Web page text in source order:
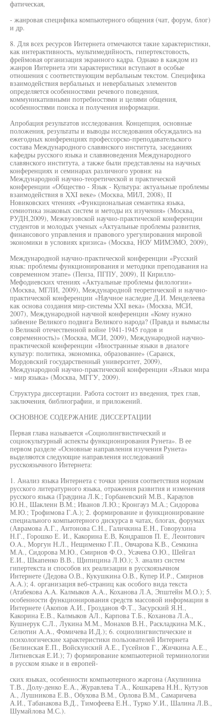
фатическая,
- жанровая специфика компьютерного общения (чат, форум, блог)
и др.
8. Для всех ресурсов Интернета отмечаются такие характеристики,
как интерактивность, мультимедийность, гипертекстовость,
фреймовая организация экранного кадра. Однако в каждом из
жанров Интернета эти характеристики вступают в особые
отношения с соответствующим вербальным текстом. Специфика
взаимодействия вербальных и невербальных элементов
определяется особенностями речевого поведения,
коммуникативными потребностями и целями общения,
особенностями поиска и получения информации.
Апробация результатов исследования. Концепция, основные
положения, результаты и выводы исследования обсуждались на
ежегодных конференциях профессорско-преподавательского
состава Международного славянского института, заседаниях
кафедры русского языка и славяноведения Международного
славянского института, а также были представлены на научных
конференциях и семинарах различного уровня: на
Международной научно-теоретической и практической
конференции «Общество - Язык - Культура: актуальные проблемы
взаимодействия в XXI веке» (Москва, МИЛ, 2008), II
Новиковских чтениях «Функциональная семантика языка,
семиотика знаковых систем и методы их изучения» (Москва,
РУДН,2009), Межвузовской научно-практической конференции
студентов и молодых ученых «Актуальные проблемы развития,
финансового управления и правового урегулирования мировой
экономики в условиях кризиса» (Москва, НОУ МИМЭМО, 2009),
Международной научно-практической конференции «Русский
язык: проблемы функционирования и методики преподавания на
современном этапе» (Пенза, ПГПУ, 2009), II Кирилло-
Мефодиевских чтениях «Актуальные проблемы филологии»
(Москва, МГЛИ, 2009), Международной теоретической и научно-
практической конференции «Научное наследие Д.И. Менделеева
как основа создания мир-системы XXI века» (Москва, МСИ,
2007), Международной научной конференции «Кому нужно
забвение Великого подвига Великого народа? (Правда и вымыслы
о Великой отечественной войне 1941-1945 годов и
современность)» (Москва, МСИ, 2009), Международной научно-
практической конференции «Иностранные языки в диалоге
культур: политика, экономика, образование» (Саранск,
Мордовский государственный университет, 2009),
Международной научно-практической конференции «Языки мира
- мир языка» (Москва, МГГУ, 2009).
Структура диссертации. Работа состоит из введения, трех глав,
заключения, библиографии, и приложений.
ОСНОВНОЕ СОДЕРЖАНИЕ ДИССЕРТАЦИИ
Первая глава называется «Социолингвистический и
социокультурный аспекты функционирования Рунета». В ее
первом разделе «Основные направления изучения Рунета»
выделяются следующие направления исследований
русскоязычного Интернета:
1. Анализ языка Интернета с точки зрения соответствия нормам
русского литературного языка, отражения развития и изменения
русского языка (Граудина Л.К.; Горбаневский М.В., Караулов
Ю.Н., Шаклеин В.М.; Иванов Л.Ю.; Кронгауз М.А.; Сидорова
М.Ю.; Трофимова Г.А.); 2. формирование и функционирование
специального компьютерного дискурса в чатах, блогах, форумах
(Аврамова А.Г., Антонова С.Н., Галичкина E.H., Говорухина
Н.Г., Горошко Е. И., Какорина Е.В, Кондрашов П. Е, Леонтович
O.A., Моргун Н.Л., Нещименко Г.П., Овчарова К.В., Семкина
М.А., Сидорова М.Ю., Смирнов Ф.О., Усачева О.Ю., Шейгал
Е.И., Шкапенко В.В., Щипицина Л.Ю.); 3. анализ систем
гипертекста и способов их реализации в русскоязычном
Интернете (Дедова О.В., Кукушкина О.В., Купер И.Р., Смирнов
A.A.); 4. организация веб-страниц как особого вида текста
(Атабекова A.A. Калмыков A.A., Коханова Л.А, Эпштейн М.О.); 5.
особенности функционирования средств массовой информации в
Интернете (Акопов А.И., Грозданов Ф.Т., Засурский Я.Н.,
Какорина Е.В., Калмыков АЛ., Карпова Т.Б., Коханова Л.А.,
Кушнерук С.Л., Лукина М.М., Монахов В.Н., Раскладкина М.К.,
Селютин A.A., Фомичева И.Д.); 6. социолингвистические и
психологические характеристики пользователей Интернета
(Белинская Е.П., Войскунский А.Е., Гусейнов Г., Жичкина А.Е.,
Литневская Е.И.); 7) формирование компьютерной терминологии
в русском языке и в европей-
ских языках, особенности компьютерного жаргона (Акулинина
Т.В., Долу-денко Е.А., Журавлева Т.А., Кошкарева H.H., Кутузов
А., Лушникова Е.В., Обухова В.М., Орлова В.М., Самаричева
А.И., Табанакова В.Д., Тимофеева E.H., Турко У.И., Шалина Л.В.,
Шумайлова М.С.).